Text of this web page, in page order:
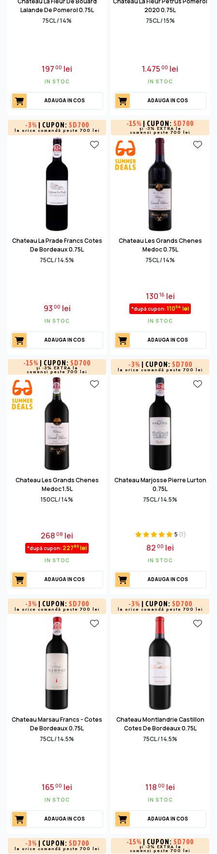
Lalande De Pomerol 0.75L
75CL / 14%
19700 lei
IN STOC
ADAUGA IN COS
2020 0.75L
75CL / 15%
1.47500 lei
IN STOC
ADAUGA IN COS
-3% | CUPON: SD700
la orice comandă peste 700 lei
Chateau La Prade Francs Cotes
De Bordeaux 0.75L
75CL / 14.5%
9300 lei
IN STOC
ADAUGA IN COS
-15% | CUPON: SD700
și -3% EXTRA la
comenzi peste 700 lei
Chateau Les Grands Chenes
Medoc 0.75L
75CL / 14%
13016 lei
*după cupon: 11064 lei
IN STOC
ADAUGA IN COS
-15% | CUPON: SD700
și -3% EXTRA la
comenzi peste 700 lei
Chateau Les Grands Chenes
Medoc 1.5L
150CL / 14%
26808 lei
*după cupon: 22786 lei
IN STOC
ADAUGA IN COS
-3% | CUPON: SD700
la orice comandă peste 700 lei
Chateau Marjosse Pierre Lurton
0.75L
75CL / 14.5%
5 (1)
8200 lei
IN STOC
ADAUGA IN COS
-3% | CUPON: SD700
la orice comandă peste 700 lei
Chateau Marsau Francs - Cotes
De Bordeaux 0.75L
75CL / 14.5%
16500 lei
IN STOC
ADAUGA IN COS
-3% | CUPON: SD700
la orice comandă peste 700 lei
Chateau Montlandrie Castillon
Cotes De Bordeaux 0.75L
75CL / 14.5%
11800 lei
IN STOC
ADAUGA IN COS
-3% | CUPON: SD700
la orice comandă peste 700 lei
-15% | CUPON: SD700
și -3% EXTRA la
comenzi peste 700 lei